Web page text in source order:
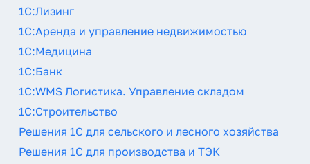
1С:Лизинг
1С:Аренда и управление недвижимостью
1С:Медицина
1С:Банк
1С:WMS Логистика. Управление складом
1С:Строительство
Решения 1С для сельского и лесного хозяйства
Решения 1С для производства и ТЭК